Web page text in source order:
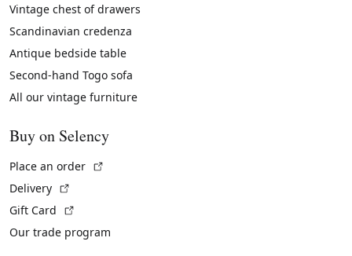
Vintage chest of drawers
Scandinavian credenza
Antique bedside table
Second-hand Togo sofa
All our vintage furniture
Buy on Selency
Place an order
Delivery
Gift Card
Our trade program